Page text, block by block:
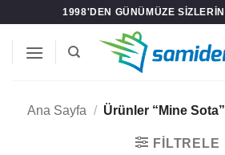
1998'DEN GÜNÜMÜZE
Ana Sayfa / Ürünler “Mine
FILTRELE